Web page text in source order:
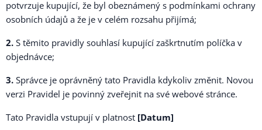
potvrzuje kupující, že byl obeznámený s podmínkami ochrany
osobních údajů a že je v celém rozsahu přijímá;
2. S těmito pravidly souhlasí kupující zaškrtnutím políčka v
objednávce;
3. Správce je oprávněný tato Pravidla kdykoliv změnit. Novou
verzi Pravidel je povinný zveřejnit na své webové stránce.
Tato Pravidla vstupují v platnost [Datum]